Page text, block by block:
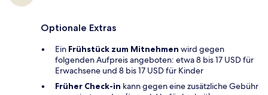
Optionale Extras
Ein Frühstück zum Mitnehmen wird gegen
folgenden Aufpreis angeboten: etwa 8 bis 17 USD für
Erwachsene und 8 bis 17 USD für Kinder
Früher Check-in kann gegen eine zusätzliche Gebühr